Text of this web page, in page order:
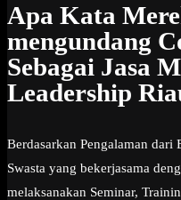
Apa Kata
mengundang
Sebagai Jasa
Leadership
Berdasarkan Pengalaman dari
Swasta yang bekerjasama
melaksanakan Seminar,